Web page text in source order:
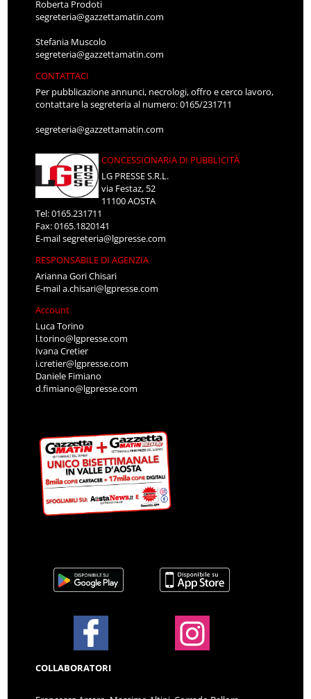
Roberta Prodoti
segreteria@gazzettamatin.com
Stefania Muscolo
segreteria@gazzettamatin.com
CONTATTACI
Per pubblicazione annunci, necrologi, offro e cerco lavoro,
contattare la segreteria al numero: 0165/231711
segreteria@gazzettamatin.com
CONCESSIONARIA DI PUBBLICITÀ
LG PRESSE S.R.L.
via Festaz, 52
11100 AOSTA
Tel: 0165.231711
Fax: 0165.1820141
E-mailsegreteria@lgpresse.com
RESPONSABILE DI AGENZIA
Arianna Gori Chisari
E-maila.chisari@lgpresse.com
Account
Luca Torino
l.torino@lgpresse.com
Ivana Cretier
i.cretier@lgpresse.com
Daniele Fimiano
d.fimiano@lgpresse.com
COLLABORATORI